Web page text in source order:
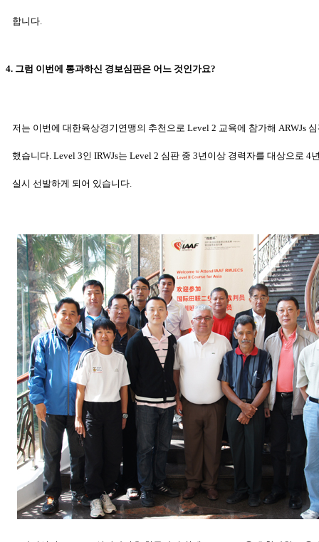
합니다.
4. 그럼 이번에 통과하신 경보심판은 어느 것인가요?
저는 이번에 대한육상경기연맹의 추천으로 Level 2 교육에 참가해 ARWJs
했습니다. Level 3인 IRWJs는 Level 2 심판 중 3년이상 경력자를 대상으로 4
실시 선발하게 되어 있습니다.